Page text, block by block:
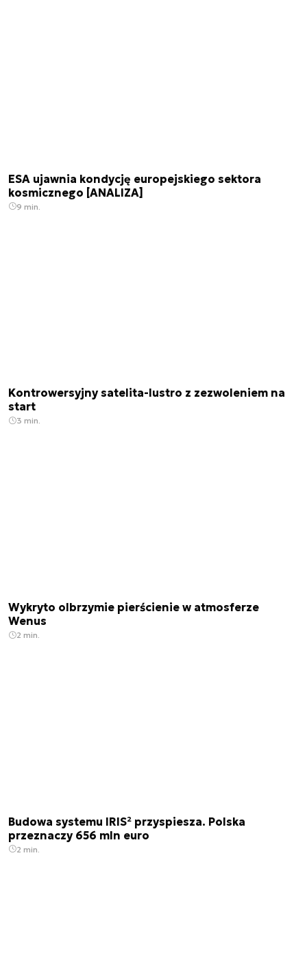
ESA ujawnia kondycję europejskiego sektora
kosmicznego [ANALIZA]
9 min.
Kontrowersyjny satelita-lustro z zezwoleniem na
start
3 min.
Wykryto olbrzymie pierścienie w atmosferze
Wenus
2 min.
Budowa systemu IRIS² przyspiesza. Polska
przeznaczy 656 mln euro
2 min.